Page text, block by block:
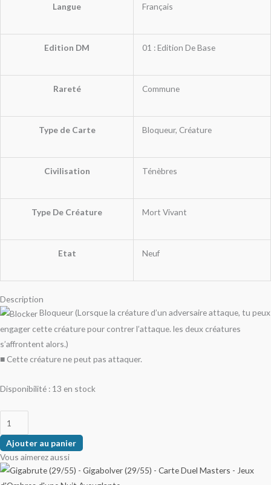
Langue
Français
Edition DM 01 : Edition De Base
Rareté Commune
Type de Carte Bloqueur, Créature
Civilisation Ténèbres
Type De Créature Mort Vivant
Etat Neuf
Description
Bloqueur (Lorsque la créature d’un adversaire attaque, tu peux
engager cette créature pour contrer l’attaque. les deux créatures
s’affrontent alors.)
■ Cette créature ne peut pas attaquer.
Disponibilité : 13 en stock
Ajouter au panier
Vous aimerez aussi